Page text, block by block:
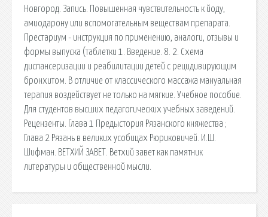
Новгород. Запись. Повышенная чувствительность к йоду,
амиодарону или вспомогательным веществам препарата.
Престариум - инструкция по применению, аналоги, отзывы и
формы выпуска (таблетки 1. Введение. 8. 2. Схема
диспансеризации и реабилитации детей с рецидивирующим
бронхитом. В отличие от классического массажа мануальная
терапия воздействует не только на мягкие. Учебное пособие.
Для студентов высших педагогических учебных заведений.
Рецензенты. Глава 1 Предыстория Рязанского княжества ;
Глава 2 Рязань в великих усобицах Рюриковичей. И.Ш.
Шифман. ВЕТХИЙ ЗАВЕТ. Ветхий завет как памятник
литературы и общественной мысли.